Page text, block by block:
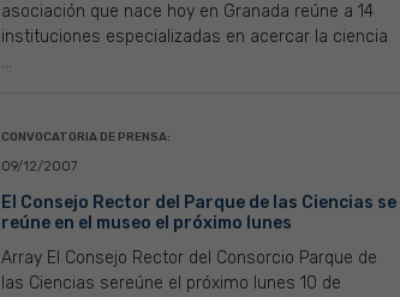
asociación que nace hoy en Granada reúne a 14
instituciones especializadas en acercar la ciencia
...
CONVOCATORIA DE PRENSA:
09/12/2007
El Consejo Rector del Parque de las Ciencias se
reúne en el museo el próximo lunes
Array El Consejo Rector del Consorcio Parque de
las Ciencias sereúne el próximo lunes 10 de